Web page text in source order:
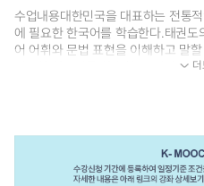
수업내용대한민국을 대표하는 전통
에 필요한 한국어를 학습한다.태권
어 어휘와 문법 표현을 이해하고 말
필요한 한국어를 학습할 수 있다...